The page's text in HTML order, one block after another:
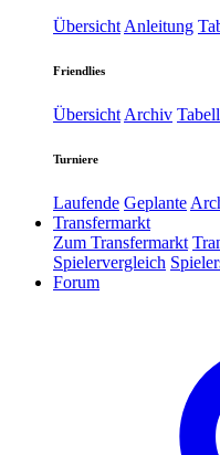
Übersicht Anleitung
Friendlies
Übersicht Archiv
Turniere
Laufende Geplante
Transfermarkt
Zum Transfermarkt
Spielervergleich
Forum